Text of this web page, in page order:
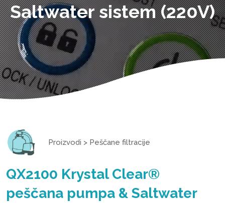
Saltwater sistem (220V)
Proizvodi > Peščane filtracije
QX2100 Krystal Clear®
peščana pumpa & Saltwater